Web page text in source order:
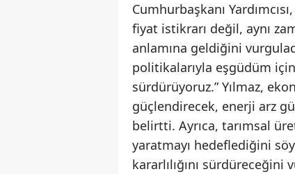
Cumhurbaşkanı
fiyat istikrarı değil, aynı
anlamına geldiğini
politikalarıyla eşgüdüm
sürdürüyoruz.” Yılmaz,
güçlendirecek, enerji arz
belirtti. Ayrıca, tarımsal
yaratmayı hedeflediğini
kararlılığını sürdüreceğini